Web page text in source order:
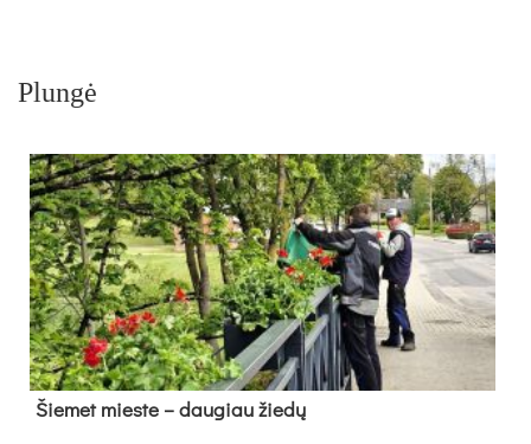
Plungė
Šie­met mies­te – dau­giau žie­dų